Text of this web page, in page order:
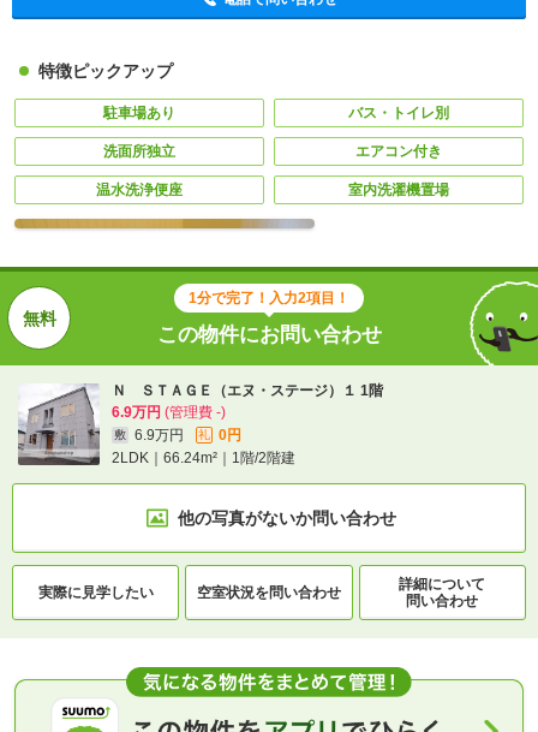
特徴ピックアップ
駐車場あり バス・トイレ別
洗面所独立 エアコン付き
温水洗浄便座 室内洗濯機置場
1分で完了！入力2項目！
この物件にお問い合わせ
Ｎ ＳＴＡＧＥ（エヌ・ステージ）１ 1階
6.9万円 (管理費 -)
敷 6.9万円 礼
0円
2LDK｜66.24m²｜1階/2階建
他の写真がないか問い合わせ
実際に見学したい 空室状況を問い合わせ
詳細について
問い合わせ